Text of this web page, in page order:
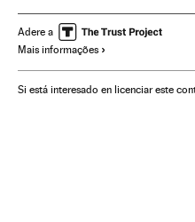
Mundial futebol feminino
Futebol feminino
Esporte feminino Brasil
Adere a
Mais informações
Si está interesado en licenciar este